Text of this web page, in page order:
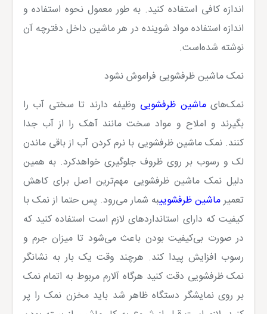
اندازه کافی استفاده کنید. به طور معمول نحوه استفاده و
اندازه استفاده مواد شوینده در هر ماشین داخل دفترچه آن
نوشته شده‌است.
نمک ماشین ظرفشویی فراموش نشود
نمک‌هایماشین ظرفشویی وظیفه دارند تا سختی آب را
بگیرند و املاح و مواد سخت مانند آهک را از آب جدا
کنند. نمک ماشین ظرفشویی با نرم کردن آب از باقی ماندن
لک و رسوب بر روی ظروف جلوگیری خواهدکرد. به همین
دلیل نمک ماشین ظرفشویی مهم‌ترین اصل برای کاهش
تعمیرماشین ظرفشوییبه شمار می‌رود. پس حتما از نمک با
کیفیت که دارای استانداردهای لازم است استفاده کنید که
در صورت بی‌کیفیت بودن باعث می‌شود تا میزان جرم و
رسوب افزایش پیدا کند. هرچند وقت یک بار به نشانگر
نمک ظرفشویی دقت کنید هرگاه آلارم مربوط به اتمام نمک
بر روی نمایشگر دستگاه ظاهر شد باید مخزن نمک را پر